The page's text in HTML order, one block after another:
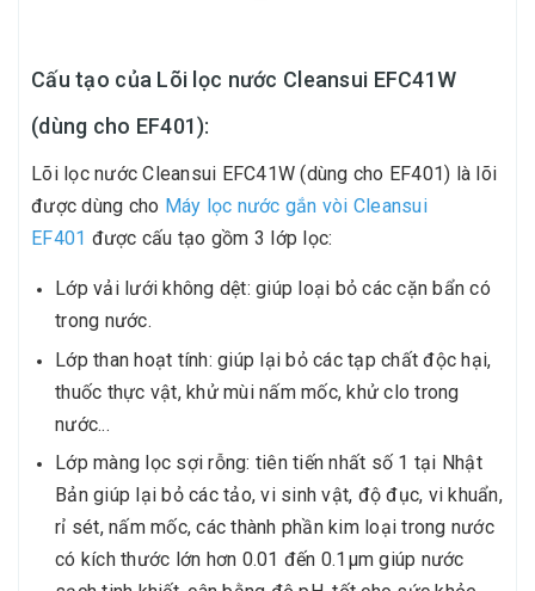
Cấu tạo của Lõi lọc nước Cleansui EFC41W
(dùng cho EF401):
Lõi lọc nước Cleansui EFC41W (dùng cho EF401) là lõi
được dùng cho Máy lọc nước gắn vòi Cleansui
EF401 được cấu tạo gồm 3 lớp lọc:
Lớp vải lưới không dệt: giúp loại bỏ các cặn bẩn có
trong nước.
Lớp than hoạt tính: giúp lại bỏ các tạp chất độc hại,
thuốc thực vật, khử mùi nấm mốc, khử clo trong
nước...
Lớp màng lọc sợi rỗng: tiên tiến nhất số 1 tại Nhật
Bản giúp lại bỏ các tảo, vi sinh vật, độ đục, vi khuẩn,
rỉ sét, nấm mốc, các thành phần kim loại trong nước
có kích thước lớn hơn 0.01 đến 0.1µm giúp nước